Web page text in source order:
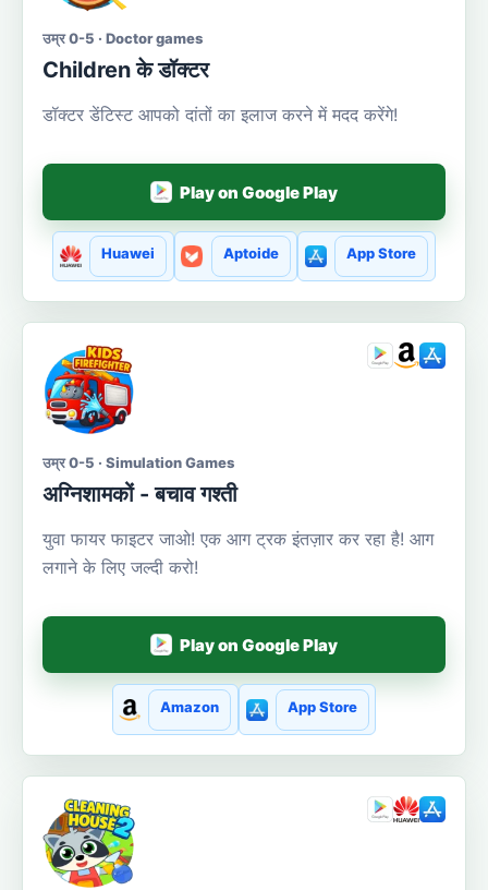
उम्र 0-5 · Doctor games
Сhildren के डॉक्टर
डॉक्टर डेंटिस्ट आपको दांतों का इलाज करने में मदद करेंगे!
Play on Google Play
Huawei Aptoide App Store
उम्र 0-5 · Simulation Games
अग्निशामकों - बचाव गश्ती
युवा फायर फाइटर जाओ! एक आग ट्रक इंतज़ार कर रहा है! आग
लगाने के लिए जल्दी करो!
Play on Google Play
Amazon App Store